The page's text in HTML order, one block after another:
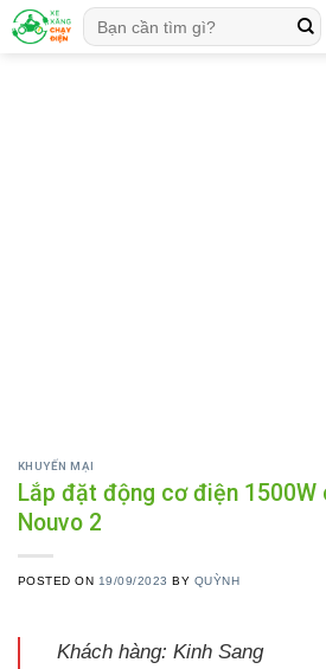
Skip
to
Tìm
kiếm:
KHUYẾN MẠI
Lắp đặt động cơ điện 1500W
Nouvo 2
POSTED ON 19/09/2023 BY QUỲNH
Khách hàng: Kinh Sang